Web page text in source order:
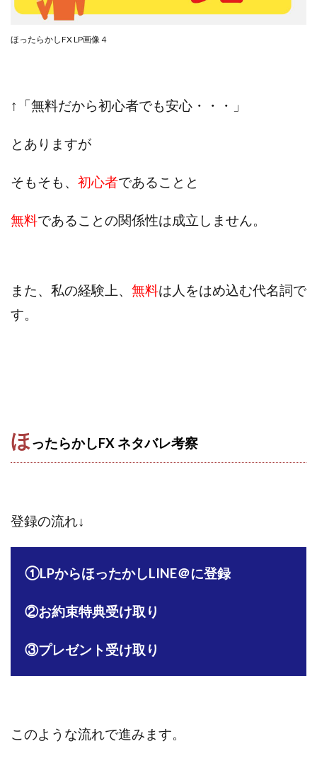
ほったらかしFX LP画像４
↑「無料だから初心者でも安心・・・」
とありますが
そもそも、 初心者であることと
無料であることの関係性は成立しません。
また、私の経験上、 無料は人をはめ込む代名詞で
す。
ほ ったらかしFX ネタバレ考察
登録の流れ↓
①LPからほったかしLINE＠に登録
②お約束特典受け取り
③プレゼント受け取り
このような流れで進みます。